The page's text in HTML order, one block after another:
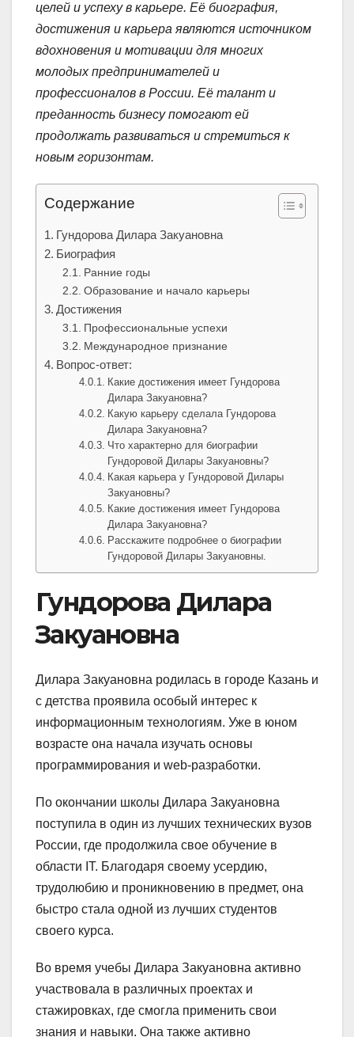
целей и успеху в карьере. Её биография,
достижения и карьера являются источником
вдохновения и мотивации для многих
молодых предпринимателей и
профессионалов в России. Её талант и
преданность бизнесу помогают ей
продолжать развиваться и стремиться к
новым горизонтам.
Содержание
Гундорова Дилара Закуановна
Биография
Ранние годы
Образование и начало карьеры
Достижения
Профессиональные успехи
Международное признание
Вопрос-ответ:
Какие достижения имеет Гундорова
Дилара Закуановна?
Какую карьеру сделала Гундорова
Дилара Закуановна?
Что характерно для биографии
Гундоровой Дилары Закуановны?
Какая карьера у Гундоровой Дилары
Закуановны?
Какие достижения имеет Гундорова
Дилара Закуановна?
Расскажите подробнее о биографии
Гундоровой Дилары Закуановны.
Гундорова Дилара
Закуановна
Дилара Закуановна родилась в городе Казань и
с детства проявила особый интерес к
информационным технологиям. Уже в юном
возрасте она начала изучать основы
программирования и web-разработки.
По окончании школы Дилара Закуановна
поступила в один из лучших технических вузов
России, где продолжила свое обучение в
области IT. Благодаря своему усердию,
трудолюбию и проникновению в предмет, она
быстро стала одной из лучших студентов
своего курса.
Во время учебы Дилара Закуановна активно
участвовала в различных проектах и
стажировках, где смогла применить свои
знания и навыки. Она также активно